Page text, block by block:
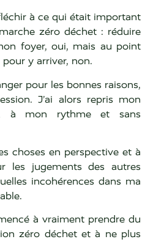
à ce qui était important
zéro déchet : réduire
foyer, oui, mais au point
pour y arriver, non.
pour les bonnes raisons,
J’ai alors repris mon
à mon rythme et sans
choses en perspective et à
les jugements des autres
incohérences dans ma
à vraiment prendre du
zéro déchet et à ne plus